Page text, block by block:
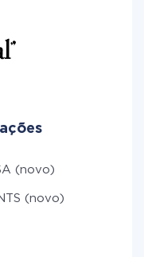
(novo)
(novo)